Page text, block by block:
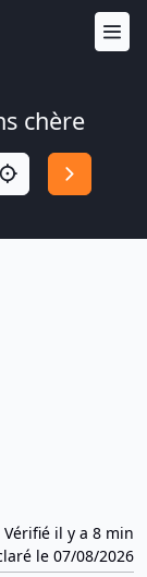
chère
Vérifié il y a 8 min
le 07/08/2026